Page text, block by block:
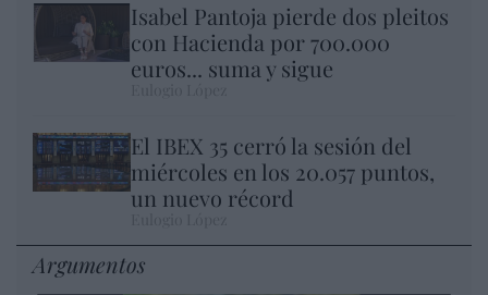
Isabel Pantoja pierde dos pleitos
con Hacienda por 700.000
euros... suma y sigue
El IBEX 35 cerró la sesión del
miércoles en los 20.057 puntos,
un nuevo récord
Argumentos